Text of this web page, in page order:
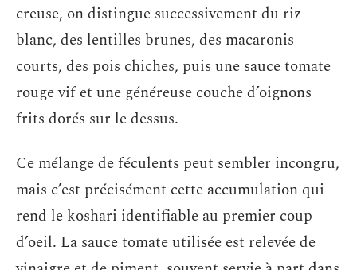
creuse, on distingue successivement du riz
blanc, des lentilles brunes, des macaronis
courts, des pois chiches, puis une sauce tomate
rouge vif et une généreuse couche d’oignons
frits dorés sur le dessus.
Ce mélange de féculents peut sembler incongru,
mais c’est précisément cette accumulation qui
rend le koshari identifiable au premier coup
d’oeil. La sauce tomate utilisée est relevée de